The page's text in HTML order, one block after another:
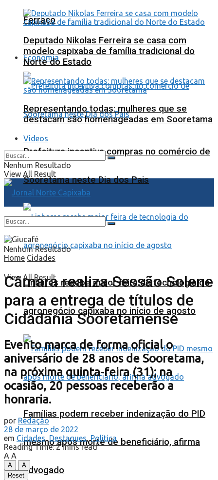
Ferraço
Economia
Prefeitura incentiva compras no comércio de
Sooretama neste Dia dos Pais
Linhares recebe maior feira de tecnologia do
agronegócio capixaba no início de agosto
Famílias podem receber indenização do PID
mesmo após morte de beneficiário, afirma
advogado
Deputado Nikolas Ferreira se casa com
modelo capixaba de família tradicional do
Norte do Estado
Representando todas: mulheres que se
destacam são homenageadas em Sooretama
Videos
Nenhum Resultado
View All Result
Nenhum Resultado
View All Result
Home Cidades
Câmara realiza Sessão Solene
para a entrega de títulos de
Cidadania Sooretamense
Evento marca de forma oficial o
aniversário de 28 anos de Sooretama,
na próxima quinta-feira (31); na
ocasião, 20 pessoas receberão a
honraria.
por Redação
28 de março de 2022
em Cidades,Destaques,Política
Reading Time: 2 mins read
A A
A
A
Reset